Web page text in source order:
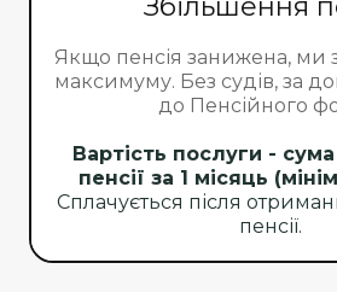
Якщо пенсія занижена, ми
максимуму. Без судів, за
до Пенсійного
Вартість послуги -
пенсії за 1 місяць
Сплачується після
пенсії.